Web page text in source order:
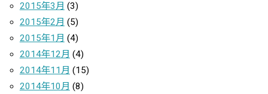
2015年3月 (3)
2015年2月 (5)
2015年1月 (4)
2014年12月 (4)
2014年11月 (15)
2014年10月 (8)